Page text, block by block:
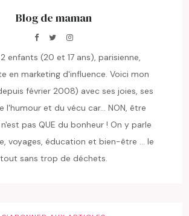
Blog de maman
enfants (20 et 17 ans), parisienne,
en marketing d'influence. Voici mon
février 2008) avec ses joies, ses
l'humour et du vécu car... NON, être
pas QUE du bonheur ! On y parle
voyages, éducation et bien-être ... le
tout sans trop de déchets.